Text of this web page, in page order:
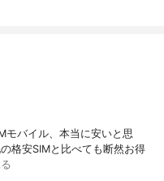
バイル、本当に安いと思
格安SIMと比べても断然お得